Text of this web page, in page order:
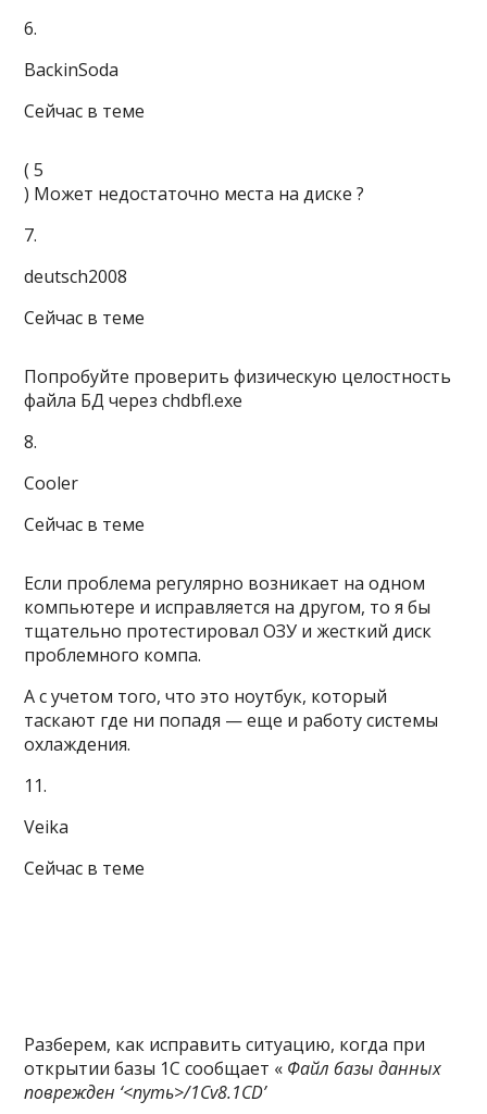
6.
BackinSoda
Сейчас в теме
(5
) Может недостаточно места на диске ?
7.
deutsch2008
Сейчас в теме
Попробуйте проверить физическую целостность
файла БД через chdbfl.exe
8.
Cooler
Сейчас в теме
Если проблема регулярно возникает на одном
компьютере и исправляется на другом, то я бы
тщательно протестировал ОЗУ и жесткий диск
проблемного компа.
А с учетом того, что это ноутбук, который
таскают где ни попадя — еще и работу системы
охлаждения.
11.
Veika
Сейчас в теме
Разберем, как исправить ситуацию, когда при
открытии базы 1С сообщает « Файл базы данных
поврежден ‘<путь>/1Cv8.1CD’